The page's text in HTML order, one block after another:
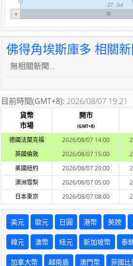
27. Jul
佛得角埃斯庫多 相關
無相關新聞...
目前時間(GMT+8): 2026/08/07 19:21
貨幣
市場
開市
(GMT+8)
德國法蘭克福 2026/08/07 14:00
英國倫敦
2026/08/07 15:00
美國紐約
2026/08/07 20:00
澳洲雪梨
2026/08/07 05:00
日本東京
2026/08/07 08:00
美元 歐元 日圓 港幣 英鎊
韓元 澳幣 紐元 新加坡幣 泰
加拿大幣 越南盾 澳門幣 菲國比